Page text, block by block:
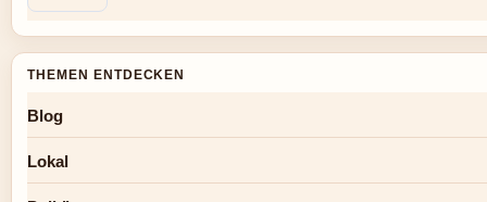
THEMEN ENTDECKEN
Blog
Lokal